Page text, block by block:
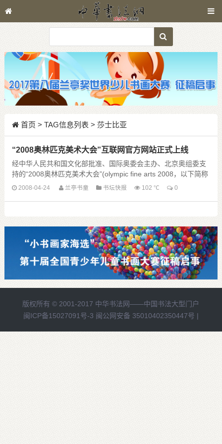
首页 > TAG信息列表 > 莎士比亚
“2008奥林匹克美术大会”互联网官方网站正式上线
经中华人民共和国文化部批准、国际奥委会主办、北京奥组委支
持的“2008奥林匹克美术大会”(olympic fine arts 2008，以下简称
“奥美大会”)已于2008年1月10日正式拉开序幕。这一奥林匹克艺
2008-04-24 兰亭书童 书坛快报 102 ℃ 0
版权所有 © 2001-2017 中华书法网——中国书法大型门户
闽ICP备15027091号-3 闽公网安备 35010402350447号 |